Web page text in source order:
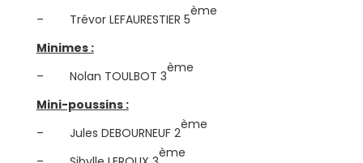
– Trévor LEFAURESTIER 5
ème
Minimes :
– Nolan TOULBOT 3
ème
Mini-poussins :
– Jules DEBOURNEUF 2
ème
ème